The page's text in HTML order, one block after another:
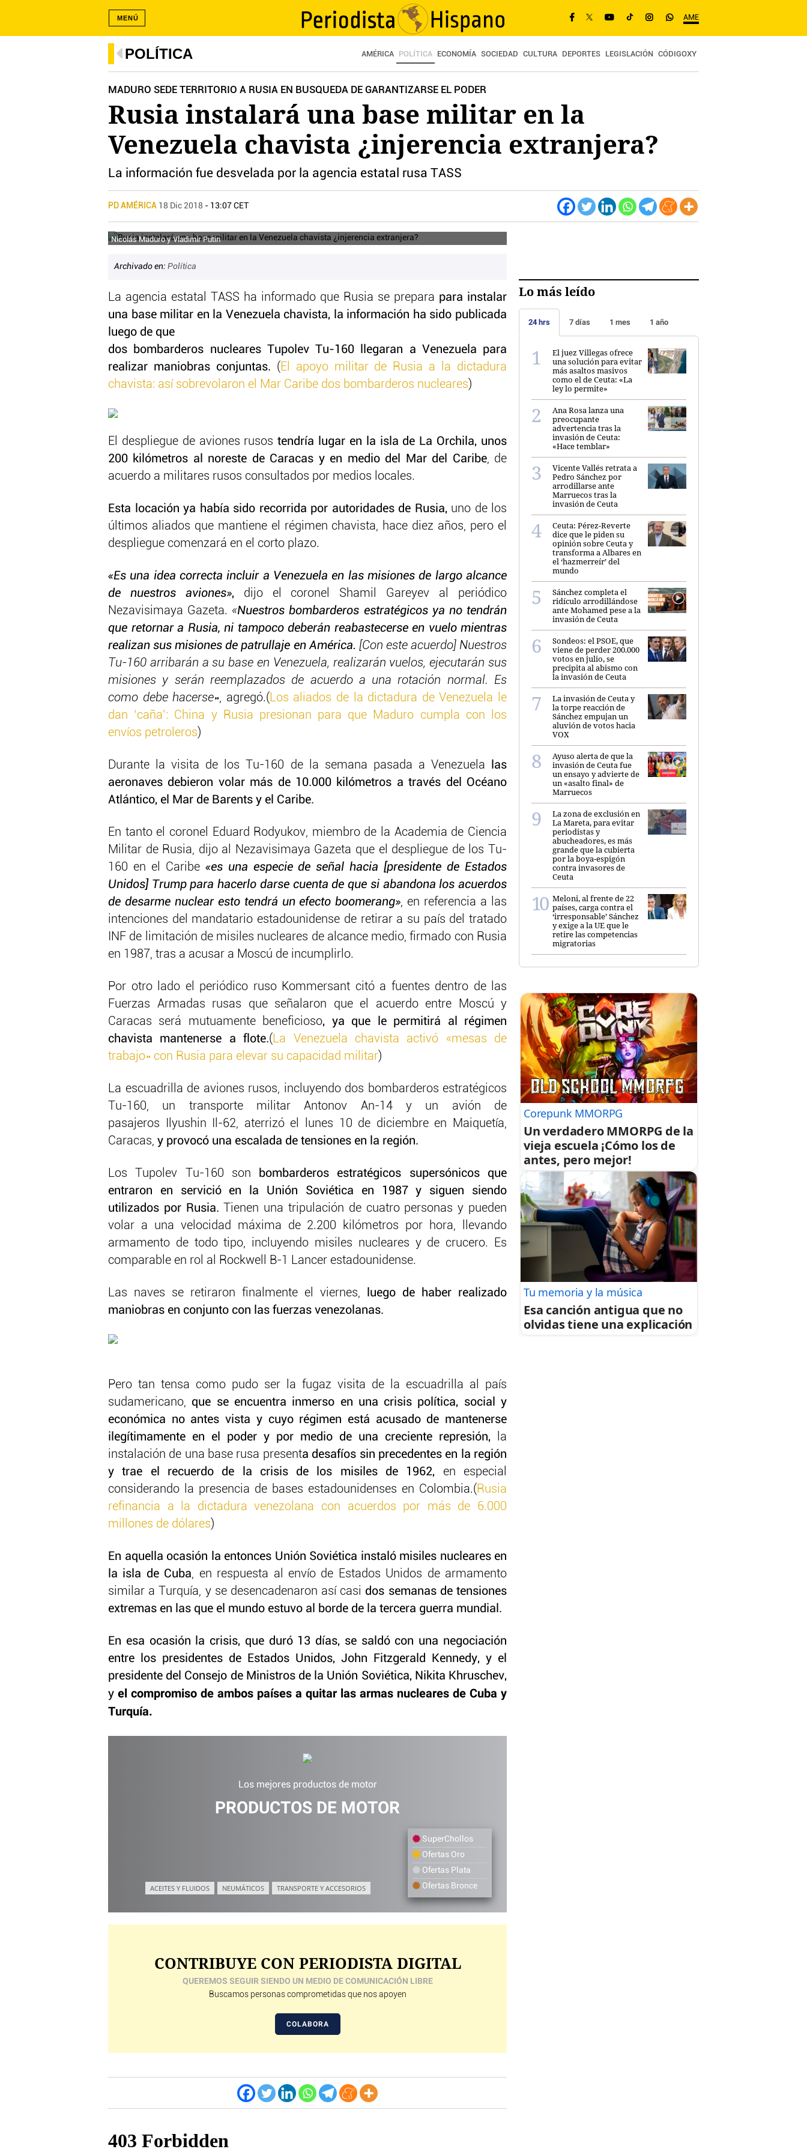
AME
MENÚ
POLÍTICA AMÉRICA POLÍTICA ECONOMÍA SOCIEDAD CULTURA DEPORTES LEGISLACIÓN CÓDIGOXY
MADURO SEDE TERRITORIO A RUSIA EN BUSQUEDA DE GARANTIZARSE EL PODER
Rusia instalará una base militar en la
Venezuela chavista ¿injerencia extranjera?
La información fue desvelada por la agencia estatal rusa TASS
PD AMÉRICA 18 Dic 2018 - 13:07 CET
Nicolás Maduro y Vladimir Putin
Archivado en: Política
La agencia estatal TASS ha informado que Rusia se prepara para instalar
una base militar en la Venezuela chavista, la información ha sido publicada
luego de que
dos bombarderos nucleares Tupolev Tu-160 llegaran a Venezuela para
realizar maniobras conjuntas. ( El apoyo militar de Rusia a la dictadura
chavista: así sobrevolaron el Mar Caribe dos bombarderos nucleares)
El despliegue de aviones rusostendría lugar en la isla de La Orchila, unos
200 kilómetros al noreste de Caracas y en medio del Mar del Caribe, de
acuerdo a militares rusos consultados por medios locales.
Esta locación ya había sido recorrida por autoridades de Rusia, uno de los
últimos aliados que mantiene el régimen chavista, hace diez años, pero el
despliegue comenzará en el corto plazo.
«Es una idea correcta incluir a Venezuela en las misiones de largo alcance
de nuestros aviones», dijo el coronel Shamil Gareyev al periódico
Nezavisimaya Gazeta. «Nuestros bombarderos estratégicos ya no tendrán
que retornar a Rusia, ni tampoco deberán reabastecerse en vuelo mientras
realizan sus misiones de patrullaje en América. [Con este acuerdo] Nuestros
Tu-160 arribarán a su base en Venezuela, realizarán vuelos, ejecutarán sus
misiones y serán reemplazados de acuerdo a una rotación normal. Es
como debe hacerse», agregó.( Los aliados de la dictadura de Venezuela le
dan ‘caña’: China y Rusia presionan para que Maduro cumpla con los
envíos petroleros)
Durante la visita de los Tu-160 de la semana pasada a Venezuela
las
aeronaves debieron volar más de 10.000 kilómetros a través del Océano
Atlántico, el Mar de Barents y el Caribe.
En tanto el coronel Eduard Rodyukov, miembro de la Academia de Ciencia
Militar de Rusia, dijo al Nezavisimaya Gazeta que el despliegue de los Tu-
160 en el Caribe «es una especie de señal hacia [presidente de Estados
Unidos] Trump para hacerlo darse cuenta de que si abandona los acuerdos
de desarme nuclear esto tendrá un efecto boomerang», en referencia a las
intenciones del mandatario estadounidense de retirar a su país del tratado
INF de limitación de misiles nucleares de alcance medio, firmado con Rusia
en 1987, tras a acusar a Moscú de incumplirlo.
Por otro lado el periódico ruso Kommersant citó a fuentes dentro de las
Fuerzas Armadas rusas que señalaron que el acuerdo entre Moscú y
Caracas será mutuamente beneficioso, ya que le permitirá al régimen
chavista mantenerse a flote.( La Venezuela chavista activó «mesas de
trabajo» con Rusia para elevar su capacidad militar)
La escuadrilla de aviones rusos, incluyendo dos bombarderos estratégicos
Tu-160, un transporte militar Antonov An-14 y un avión de
pasajeros Ilyushin Il-62, aterrizó el lunes 10 de diciembre en Maiquetía,
Caracas, y provocó una escalada de tensiones en la región.
Los Tupolev Tu-160 son
bombarderos estratégicos supersónicos que
entraron en servició en la Unión Soviética en 1987 y siguen siendo
utilizados por Rusia. Tienen una tripulación de cuatro personas y pueden
volar a una velocidad máxima de 2.200 kilómetros por hora, llevando
armamento de todo tipo, incluyendo misiles nucleares y de crucero. Es
comparable en rol al Rockwell B-1 Lancer estadounidense.
Las naves se retiraron finalmente el viernes,
luego de haber realizado
maniobras en conjunto con las fuerzas venezolanas.
Pero tan tensa como pudo ser la fugaz visita de la escuadrilla al país
sudamericano, que se encuentra inmerso en una crisis política, social y
económica no antes vista y cuyo régimen está acusado de mantenerse
ilegítimamente en el poder y por medio de una creciente represión, la
instalación de una base rusa presenta desafíos sin precedentes en la región
y trae el recuerdo de la crisis de los misiles de 1962, en especial
considerando la presencia de bases estadounidenses en Colombia.( Rusia
refinancia a la dictadura venezolana con acuerdos por más de 6.000
millones de dólares)
En aquella ocasión la entonces Unión Soviética instaló misiles nucleares en
la isla de Cuba, en respuesta al envío de Estados Unidos de armamento
similar a Turquía, y se desencadenaron así casi dos semanas de tensiones
extremas en las que el mundo estuvo al borde de la tercera guerra mundial.
En esa ocasión la crisis, que duró 13 días, se saldó con una negociación
entre los presidentes de Estados Unidos, John Fitzgerald Kennedy, y el
presidente del Consejo de Ministros de la Unión Soviética, Nikita Khruschev,
y el compromiso de ambos países a quitar las armas nucleares de Cuba y
Turquía.
Los mejores productos de motor
PRODUCTOS DE MOTOR
ACEITES Y FLUIDOS NEUMÁTICOS TRANSPORTE Y ACCESORIOS
SuperChollos
Ofertas Oro
Ofertas Plata
Ofertas Bronce
CONTRIBUYE CON PERIODISTA DIGITAL
QUEREMOS SEGUIR SIENDO UN MEDIO DE COMUNICACIÓN LIBRE
Buscamos personas comprometidas que nos apoyen
COLABORA
Lo más leído
24 hrs 7 días 1 mes 1 año
El juez Villegas ofrece
una solución para evitar
más asaltos masivos
como el de Ceuta: «La
ley lo permite»
Ana Rosa lanza una
preocupante
advertencia tras la
invasión de Ceuta:
«Hace temblar»
Vicente Vallés retrata a
Pedro Sánchez por
arrodillarse ante
Marruecos tras la
invasión de Ceuta
Ceuta: Pérez-Reverte
dice que le piden su
opinión sobre Ceuta y
transforma a Albares en
el ‘hazmerreír’ del
mundo
Sánchez completa el
ridículo arrodillándose
ante Mohamed pese a la
invasión de Ceuta
Sondeos: el PSOE, que
viene de perder 200.000
votos en julio, se
precipita al abismo con
la invasión de Ceuta
La invasión de Ceuta y
la torpe reacción de
Sánchez empujan un
aluvión de votos hacia
VOX
Ayuso alerta de que la
invasión de Ceuta fue
un ensayo y advierte de
un «asalto final» de
Marruecos
La zona de exclusión en
La Mareta, para evitar
periodistas y
abucheadores, es más
grande que la cubierta
por la boya-espigón
contra invasores de
Ceuta
Meloni, al frente de 22
países, carga contra el
‘irresponsable’ Sánchez
y exige a la UE que le
retire las competencias
migratorias
Corepunk MMORPG
Un verdadero MMORPG de la
vieja escuela ¡Cómo los de
antes, pero mejor!
Tu memoria y la música
Esa canción antigua que no
olvidas tiene una explicación